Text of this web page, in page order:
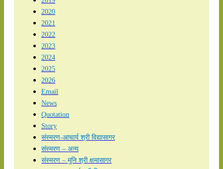
2020
2021
2022
2023
2024
2025
2026
Email
News
Quotation
Story
संस्मरण-आचार्य श्री विद्यासागर
संस्मरण – अन्य
संस्मरण – मुनि श्री क्षमासागर